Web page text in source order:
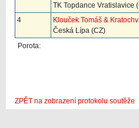
TK Topdance Vratislavice
4
Klouček Tomáš &
Česká Lípa (CZ)
Porota:
ZPĚT na zobrazení protokolu soutěže